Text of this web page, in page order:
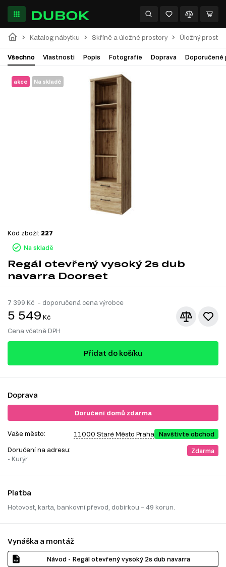
Katalog nábytku Skříně a úložné prostory Úložný prostor
Všechno Vlastnosti Popis Fotografie Doprava Doporučené
akce Na skladě
Na skladě
Kód zboží: 227
Regál otevřený vysoký 2s dub
navarra Doorset
7 399 Kč – doporučená cena výrobce
5 549 Kč
Cena včetně DPH
Přidat do košíku
Doprava
Doručení domů zdarma
Vaše město: 11000 Staré Město Praha Navštivte obchod
Doručení na adresu:
- Kurýr
Zdarma
Platba
Hotovost, karta, bankovní převod, dobírkou – 49 korun.
Vynáška a montáž
Návod - Regál otevřený vysoký 2s dub navarra